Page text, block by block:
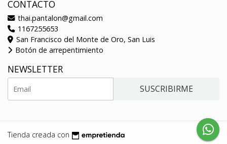
CONTACTO
thai.pantalon@gmail.com
1167255653
San Francisco del Monte de Oro, San Luis
Botón de arrepentimiento
NEWSLETTER
SUSCRIBIRME
Tienda creada con